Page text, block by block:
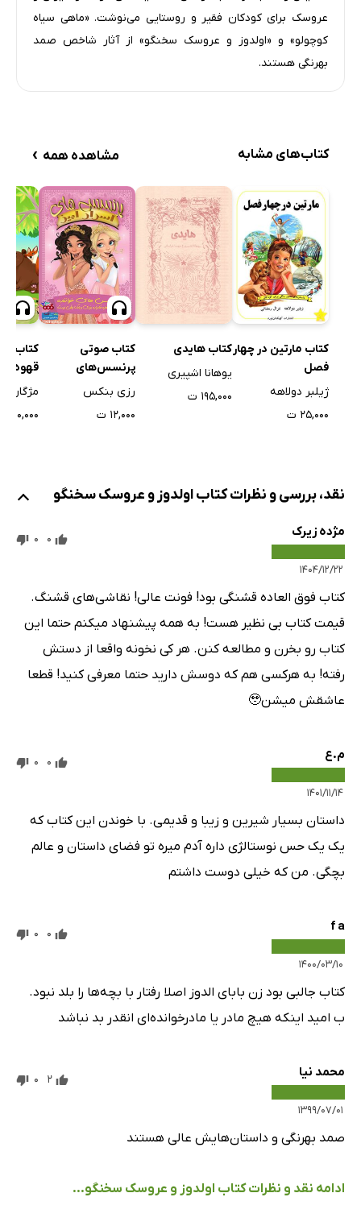
عروسک برای کودکان فقیر و روستایی می‌نوشت. «ماهی سیاه
کوچولو» و «اولدوز و عروسک سخنگو» از آثار شاخص صمد
بهرنگی هستند.
کتاب‌های مشابه مشاهده همه ›
کتاب مارتین در چهار
فصل
ژیلبر دولاهه
۲۵,۰۰۰ ت
کتاب هایدی
یوهانا اشپیری
۱۹۵,۰۰۰ ت
کتاب صوتی
پرنسس‌های
خواننده
رزی بنکس
۱۲,۰۰۰ ت
کتاب
قهوه‌ای
مژگان
۱۰,۰۰۰ ت
نقد، بررسی و نظرات کتاب اولدوز و عروسک سخنگو
مژده زیرک
۱۴۰۴/۱۲/۲۲
0
0
کتاب فوق العاده قشنگی بود! فونت عالی! نقاشی‌های قشنگ.
قیمت کتاب بی نظیر هست! به همه پیشنهاد میکنم حتما این
کتاب رو بخرن و مطالعه کنن. هر کی نخونه واقعا از دستش
رفته! به هرکسی هم که دوسش دارید حتما معرفی کنید! قطعا
عاشقش میشن🥹
م.ع
۱۴۰۱/۱۱/۱۴
0
0
داستان بسیار شیرین و زیبا و قدیمی. با خوندن این کتاب که
یک یک حس نوستالژی داره آدم میره تو فضای داستان و عالم
بچگی. من که خیلی دوست داشتم
f a
۱۴۰۰/۰۳/۱۰
0
0
کتاب جالبی بود زن بابای الدوز اصلا رفتار با بچه‌ها را بلد نبود‌.
ب امید اینکه هیچ مادر یا مادرخوانده‌ای انقدر بد نباشد
محمد نیا
۱۳۹۹/۰۷/۰۱
2
0
صمد بهرنگی و داستان‌هایش عالی هستند
ادامه نقد و نظرات کتاب اولدوز و عروسک سخنگو...